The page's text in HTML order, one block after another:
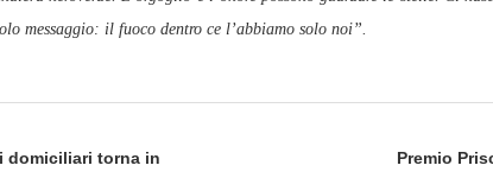
messaggio: il fuoco dentro ce l’abbiamo solo noi”.
domiciliari torna in
Premio